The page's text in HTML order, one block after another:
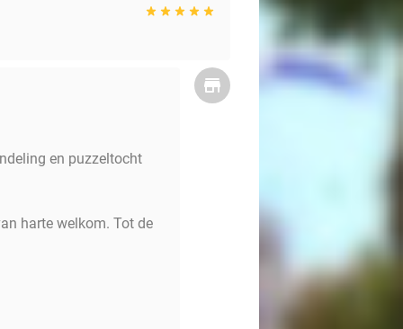
en puzzeltocht
harte welkom. Tot de